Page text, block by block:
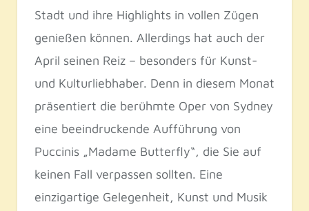
Stadt und ihre Highlights in vollen Zügen
genießen können. Allerdings hat auch der
April seinen Reiz – besonders für Kunst-
und Kulturliebhaber. Denn in diesem Monat
präsentiert die berühmte Oper von Sydney
eine beeindruckende Aufführung von
Puccinis „Madame Butterfly“, die Sie auf
keinen Fall verpassen sollten. Eine
einzigartige Gelegenheit, Kunst und Musik